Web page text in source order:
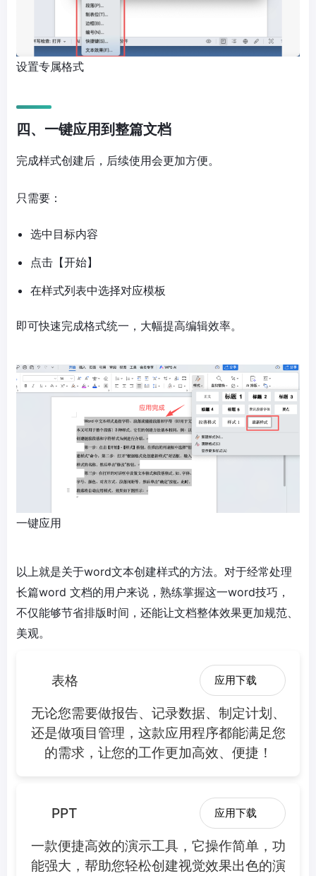
设置专属格式
四、一键应用到整篇文档
完成样式创建后，后续使用会更加方便。
只需要：
选中目标内容
点击【开始】
在样式列表中选择对应模板
即可快速完成格式统一，大幅提高编辑效率。
一键应用
以上就是关于word文本创建样式的方法。对于经常处理
长篇word 文档的用户来说，熟练掌握这一word技巧，
不仅能够节省排版时间，还能让文档整体效果更加规范、
美观。
表格 应用下载
无论您需要做报告、记录数据、制定计划、
还是做项目管理，这款应用程序都能满足您
的需求，让您的工作更加高效、便捷！
PPT 应用下载
一款便捷高效的演示工具，它操作简单，功
能强大，帮助您轻松创建视觉效果出色的演